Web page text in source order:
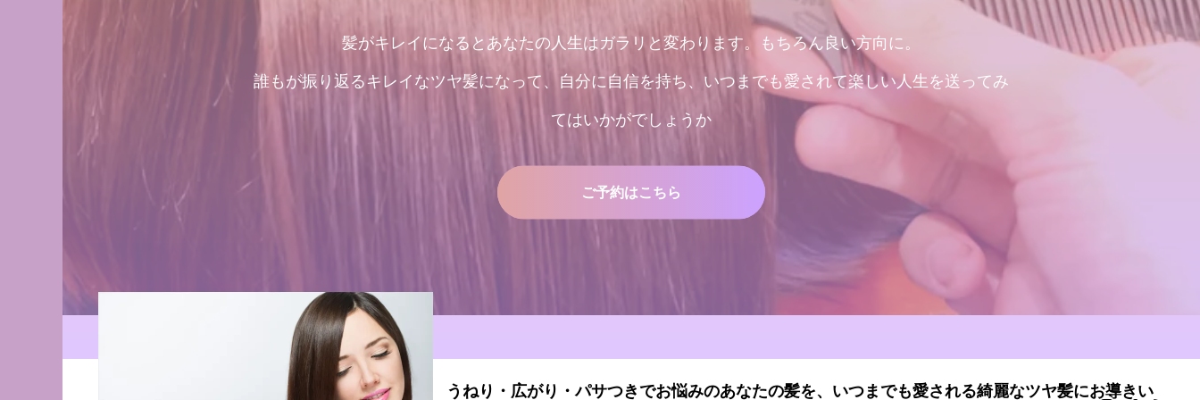
髪がキレイになるとあなたの人生はガラリと変わります。もちろん良い方向に。
誰もが振り返るキレイなツヤ髪になって、自分に自信を持ち、いつまでも愛されて楽しい人生を送ってみ
てはいかがでしょうか
ご予約はこちら
青森県・三沢市の髪質改善・艶髪専門美容室 うねり・広がり・パサつきでお悩みのあなたの髪を、いつまでも愛される綺麗なツヤ髪にお導きい